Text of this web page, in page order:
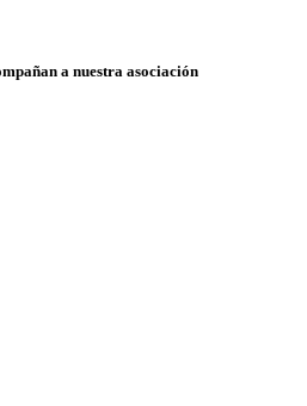
a nuestra asociación